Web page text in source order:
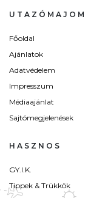
UTAZÓMAJOM
Főoldal
Ajánlatok
Adatvédelem
Impresszum
Médiaajánlat
Sajtómegjelenések
HASZNOS
GY.I.K.
Tippek & Trükkök